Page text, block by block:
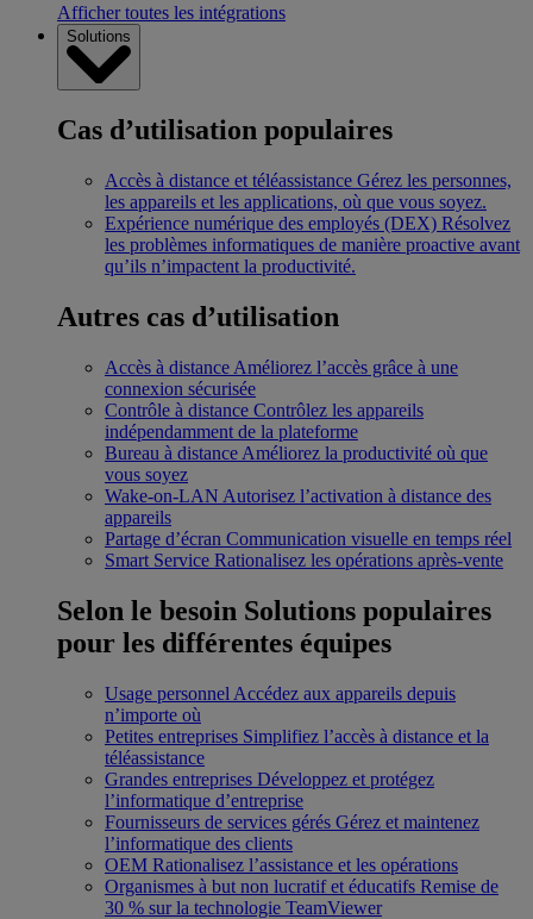
Afficher toutes les intégrations
Solutions
Cas d’utilisation populaires
Accès à distance et téléassistance Gérez les personnes,
les appareils et les applications, où que vous soyez.
Expérience numérique des employés (DEX) Résolvez
les problèmes informatiques de manière proactive avant
qu’ils n’impactent la productivité.
Autres cas d’utilisation
Accès à distance Améliorez l’accès grâce à une
connexion sécurisée
Contrôle à distance Contrôlez les appareils
indépendamment de la plateforme
Bureau à distance Améliorez la productivité où que
vous soyez
Wake-on-LAN Autorisez l’activation à distance des
appareils
Partage d’écran Communication visuelle en temps réel
Smart Service Rationalisez les opérations après-vente
Selon le besoin Solutions populaires
pour les différentes équipes
Usage personnel Accédez aux appareils depuis
n’importe où
Petites entreprises Simplifiez l’accès à distance et la
téléassistance
Grandes entreprises Développez et protégez
l’informatique d’entreprise
Fournisseurs de services gérés Gérez et maintenez
l’informatique des clients
OEM Rationalisez l’assistance et les opérations
Organismes à but non lucratif et éducatifs Remise de
30 % sur la technologie TeamViewer